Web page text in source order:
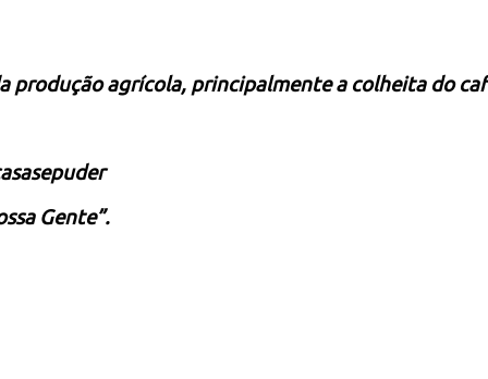
agrícola, principalmente a colheita do
Gente”.